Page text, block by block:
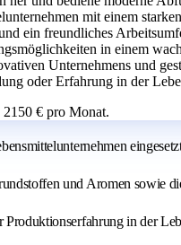
mit einem
ein freundliches
in einem
Unternehmens und
oder Erfahrung in der
€ pro Monat.
und Aromen sowie
in der